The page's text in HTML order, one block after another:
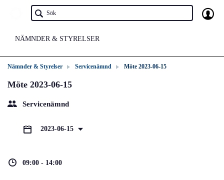
NÄMNDER & STYRELSER
Nämnder & Styrelser Servicenämnd Möte 2023-06-15
Möte 2023-06-15
Servicenämnd
2023-06-15
09:00 - 14:00